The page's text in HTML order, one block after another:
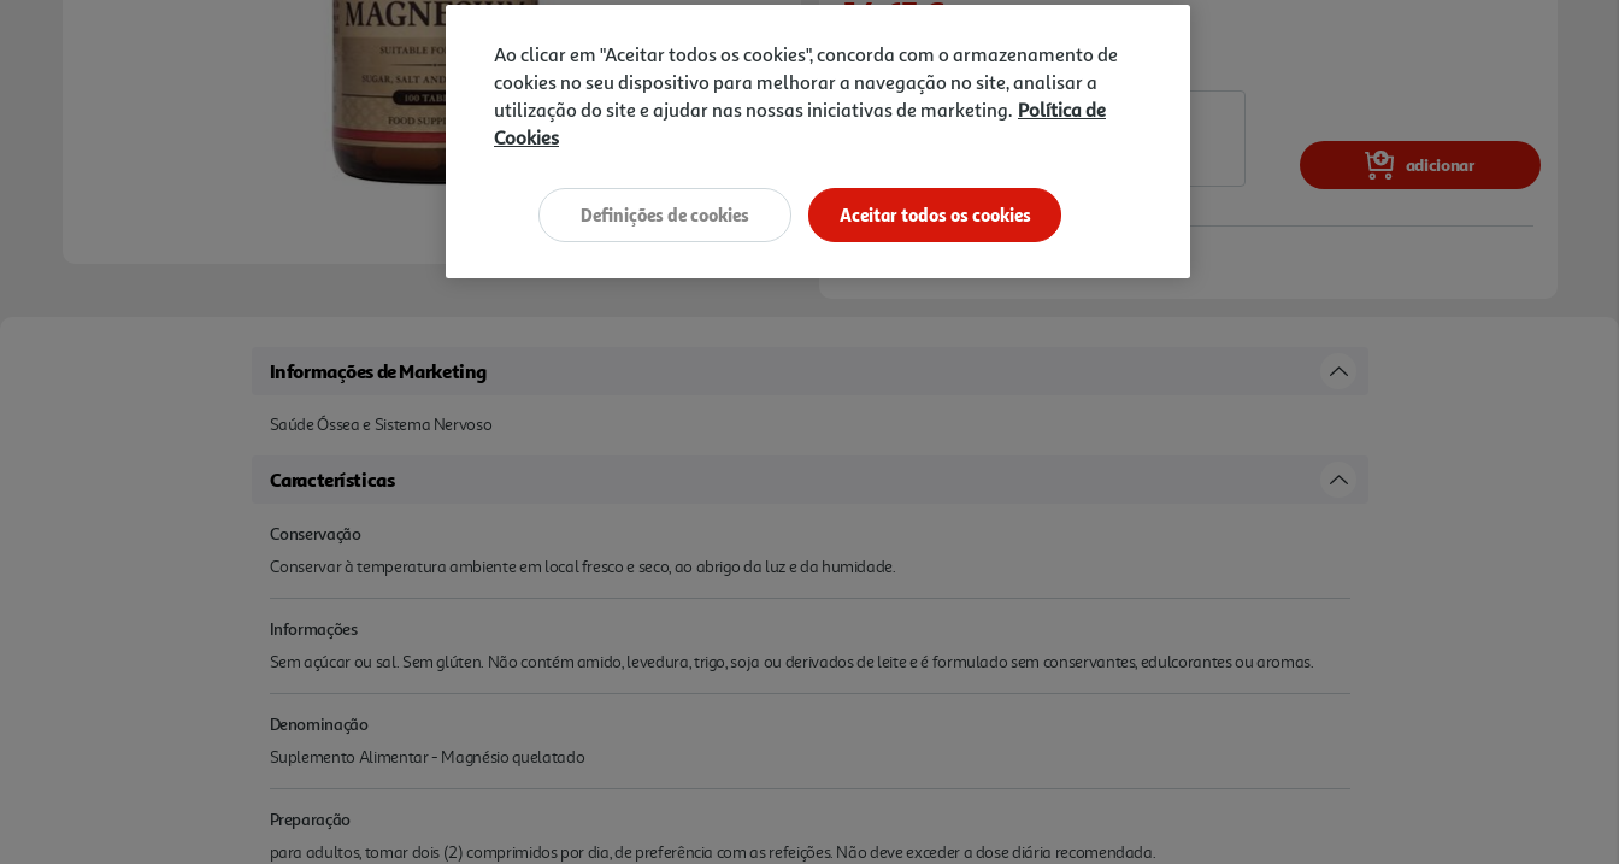
14,67 €
Notas de preparação
adicionar
Informações de Marketing
Saúde Óssea e Sistema Nervoso
Características
Conservação
Conservar à temperatura ambiente em local fresco e seco, ao abrigo da luz e da humidade.
Informações
Sem açúcar ou sal. Sem glúten. Não contém amido, levedura, trigo, soja ou derivados de leite e é formulado sem conservantes, edulcorantes ou aromas.
Denominação
Suplemento Alimentar - Magnésio quelatado
Preparação
para adultos, tomar dois (2) comprimidos por dia, de preferência com as refeições. Não deve exceder a dose diária recomendada.
Ao clicar em "Aceitar todos os cookies", concorda com o armazenamento de
cookies no seu dispositivo para melhorar a navegação no site, analisar a
utilização do site e ajudar nas nossas iniciativas de marketing. Política de
Cookies
Aceitar todos os cookies
Definições de cookies